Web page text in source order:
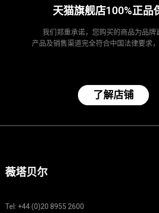
天猫旗舰店100%正品
我们郑重承诺，您购买的商品为品牌
产品及销售渠道完全符合中国法律要求
了解店铺
薇塔贝尔
Tel: +44 (0)20 8955 2600